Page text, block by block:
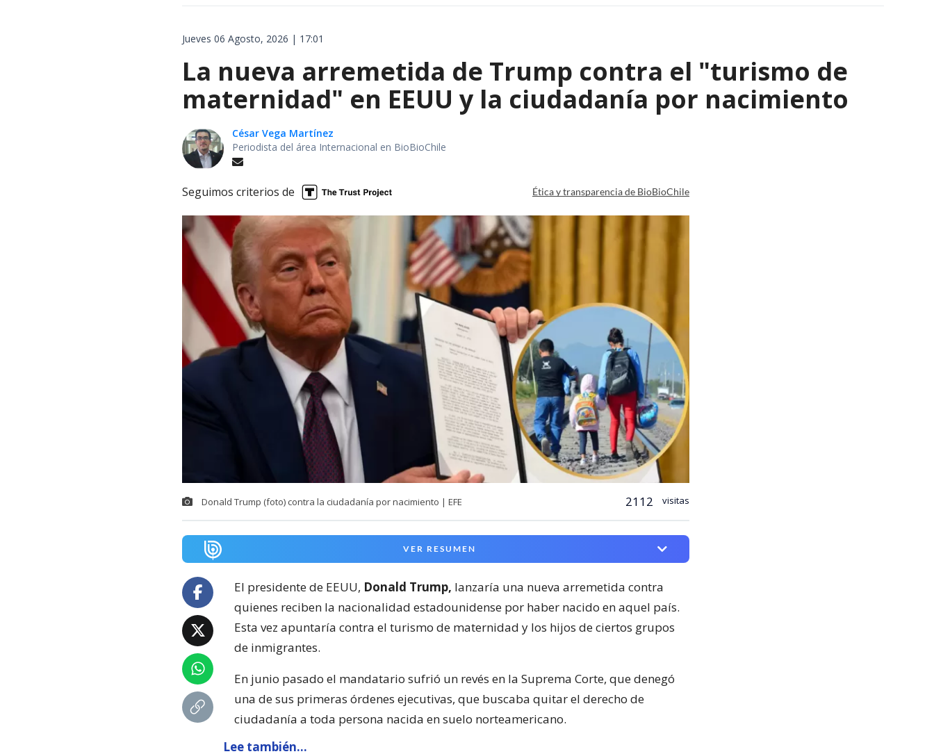
Jueves 06 Agosto, 2026 | 17:01
La nueva arremetida de Trump contra el "turismo de
maternidad" en EEUU y la ciudadanía por nacimiento
César Vega Martínez
Periodista del área Internacional en BioBioChile
Seguimos criterios de Ética y transparencia de BioBioChile
Donald Trump (foto) contra la ciudadanía por nacimiento | EFE 2112 visitas
VER RESUMEN
El presidente de EEUU, Donald Trump, lanzaría una nueva arremetida contra
quienes reciben la nacionalidad estadounidense por haber nacido en aquel país.
Esta vez apuntaría contra el turismo de maternidad y los hijos de ciertos grupos
de inmigrantes.
En junio pasado el mandatario sufrió un revés en la Suprema Corte, que denegó
una de sus primeras órdenes ejecutivas, que buscaba quitar el derecho de
ciudadanía a toda persona nacida en suelo norteamericano.
Lee también...